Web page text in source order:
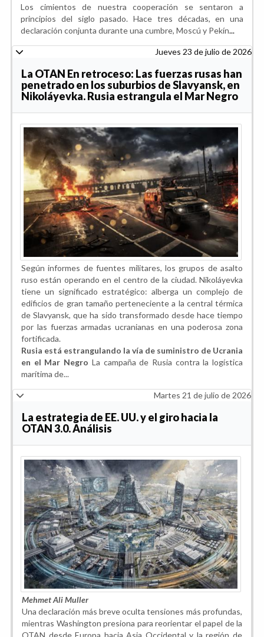
Los cimientos de nuestra cooperación se sentaron a
principios del siglo pasado. Hace tres décadas, en una
declaración conjunta durante una cumbre, Moscú y Pekín...
Jueves 23 de julio de 2026
La OTAN En retroceso: Las fuerzas rusas han
penetrado en los suburbios de Slavyansk, en
Nikoláyevka. Rusia estrangula el Mar Negro
Según informes de fuentes militares, los grupos de asalto
ruso están operando en el centro de la ciudad. Nikoláyevka
tiene un significado estratégico: alberga un complejo de
edificios de gran tamaño perteneciente a la central térmica
de Slavyansk, que ha sido transformado desde hace tiempo
por las fuerzas armadas ucranianas en una poderosa zona
fortificada.
Rusia está estrangulando la vía de suministro de Ucrania
en el Mar Negro La campaña de Rusia contra la logística
marítima de...
Martes 21 de julio de 2026
La estrategia de EE. UU. y el giro hacia la
OTAN 3.0. Análisis
Mehmet Ali Muller
Una declaración más breve oculta tensiones más profundas,
mientras Washington presiona para reorientar el papel de la
OTAN desde Europa hacia Asia Occidental y la región de